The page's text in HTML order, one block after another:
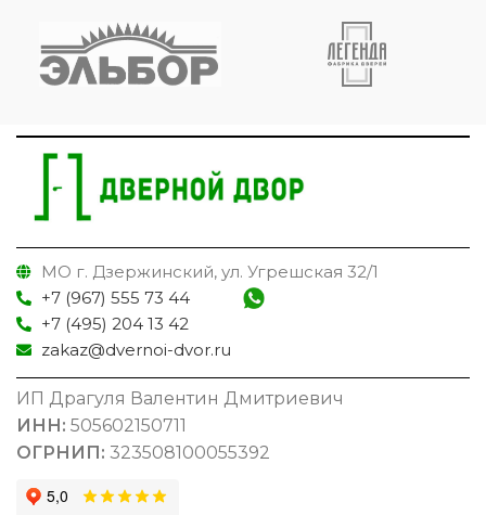
МО г. Дзержинский, ул. Угрешская 32/1
+7 (967) 555 73 44
+7 (495) 204 13 42
zakaz@dvernoi-dvor.ru
ИП Драгуля Валентин Дмитриевич
ИНН: 505602150711
ОГРНИП: 323508100055392